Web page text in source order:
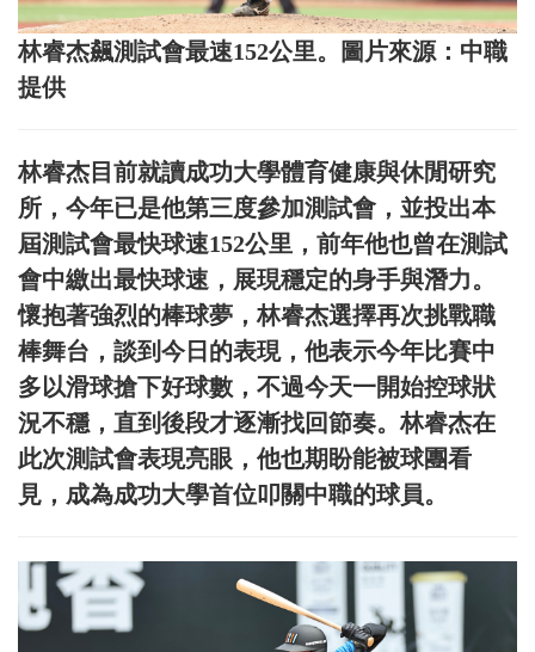
林睿杰飆測試會最速152公里。圖片來源：中職
提供
林睿杰目前就讀成功大學體育健康與休閒研究
所，今年已是他第三度參加測試會，並投出本
屆測試會最快球速152公里，前年他也曾在測試
會中繳出最快球速，展現穩定的身手與潛力。
懷抱著強烈的棒球夢，林睿杰選擇再次挑戰職
棒舞台，談到今日的表現，他表示今年比賽中
多以滑球搶下好球數，不過今天一開始控球狀
況不穩，直到後段才逐漸找回節奏。林睿杰在
此次測試會表現亮眼，他也期盼能被球團看
見，成為成功大學首位叩關中職的球員。